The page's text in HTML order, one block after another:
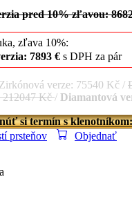
pred 10% zľavou:
zľava 10%:
7893 € s DPH za pár
verze: 75540 Kč /
212047 Kč/ Diamantová
si termín s klenotníkom:
prsteňov
Objednať